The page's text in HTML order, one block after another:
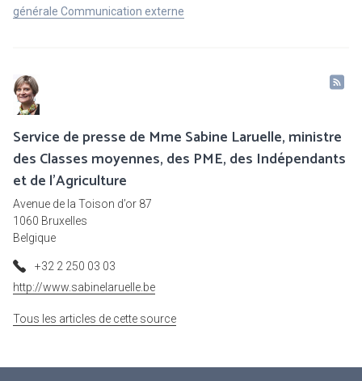
générale Communication externe
Service de presse de Mme Sabine Laruelle, ministre
des Classes moyennes, des PME, des Indépendants
et de l'Agriculture
Avenue de la Toison d’or 87
1060 Bruxelles
Belgique
+32 2 250 03 03
http://www.sabinelaruelle.be
Tous les articles de cette source